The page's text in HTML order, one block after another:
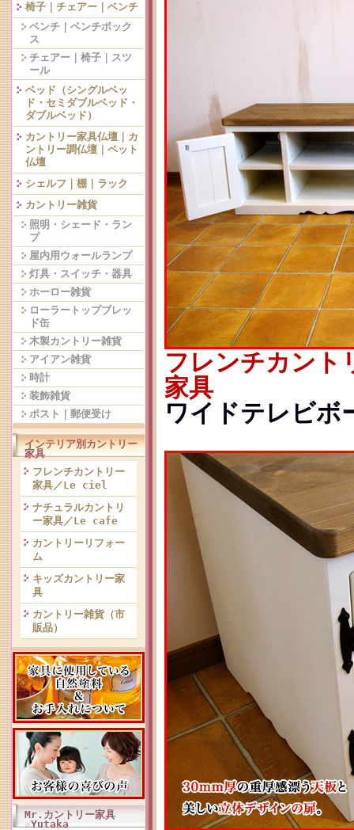
椅子｜チェアー｜ベンチ
ベンチ｜ベンチボック
ス
チェアー｜椅子｜スツ
ール
ベッド（シングルベッ
ド・セミダブルベッド・
ダブルベッド）
カントリー家具仏壇｜カ
ントリー調仏壇｜ペット
仏壇
シェルフ｜棚｜ラック
カントリー雑貨
照明・シェード・ラン
プ
屋内用ウォールランプ
灯具・スイッチ・器具
ホーロー雑貨
ローラートップブレッ
ド缶
木製カントリー雑貨
アイアン雑貨
時計
装飾雑貨
ポスト｜郵便受け
インテリア別カントリー
家具
フレンチカントリー
家具／Le ciel
ナチュラルカントリ
ー家具／Le cafe
カントリーリフォー
ム
キッズカントリー家
具
カントリー雑貨（市
販品）
Mr.カントリー家具
☆Yutaka
フレンチカント
家具
ワイドテレビ